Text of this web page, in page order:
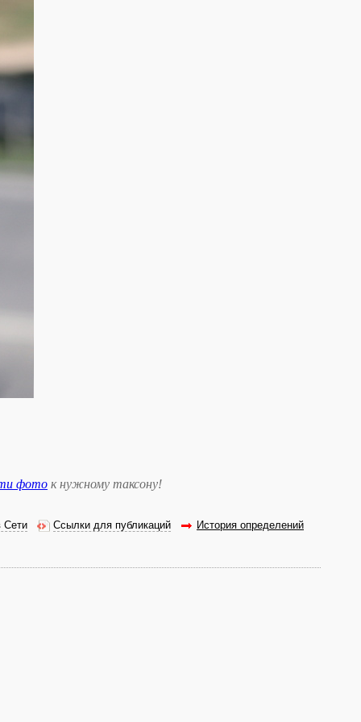
фото к нужному таксону!
Сети Ссылки для публикаций История определений